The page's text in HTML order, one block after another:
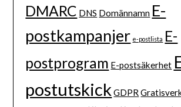
DMARC DNS Domännamn E-
postkampanjer e-postlista E-
postprogram E-postsäkerhet
postutskick GDPR